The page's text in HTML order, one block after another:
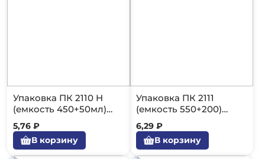
Упаковка ПК 2110 Н
(емкость 450+50мл)
720шт.
5,76 ₽
В корзину
Упаковка ПК 2111
(емкость 550+200)
720шт
6,29 ₽
В корзину